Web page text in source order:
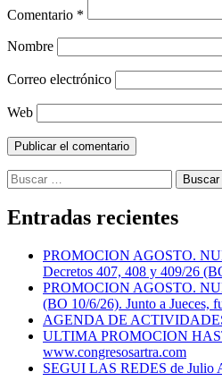
Comentario *
Nombre
Correo electrónico
Web
Buscar:
Entradas recientes
PROMOCION AGOSTO.
Decretos 407, 408 y 409/26
PROMOCION AGOSTO.
(BO 10/6/26). Junto a Jueces,
AGENDA DE
ULTIMA PROMOCION
www.congresosartra.com
SEGUI LAS REDES de Julio